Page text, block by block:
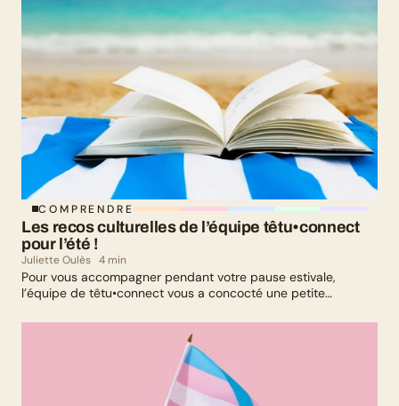
COMPRENDRE
Les recos culturelles de l’équipe têtu•connect
pour l’été !
Juliette Oulès 4 min
Pour vous accompagner pendant votre pause estivale,
l’équipe de têtu•connect vous a concocté une petite
culturelle : il y en a pour tous les goûts !